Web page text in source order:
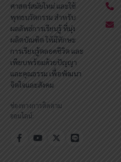
ศาสตร์สมัยใหม่ และใช้
พุทธนวัตกรรม สำหรับ
ผลลัพธ์การเรียนรู้ ที่มุ่ง
ผลิตบัณฑิต ให้มีทักษะ
การเรียนรู้ตลอดชีวิต และ
เพียบพร้อมด้วยปัญญา
และคุณธรรม เพื่อพัฒนา
จิตใจและสังคม
ช่องทางการติดตาม
ออนไลน์: